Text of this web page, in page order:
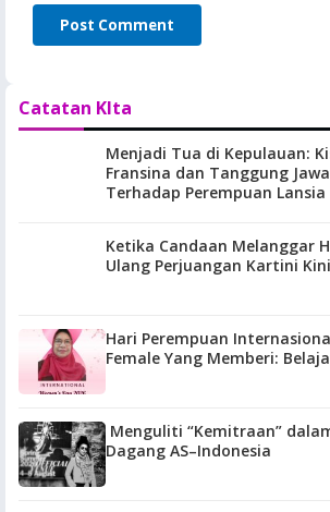
Catatan KIta
Menjadi Tua di Kepulauan:
Fransina dan Tanggung
Terhadap Perempuan
Ketika Candaan Melanggar
Ulang Perjuangan Kartini Kini
Hari Perempuan Internasional
Female Yang Memberi:
Menguliti “Kemitraan”
Dagang AS–Indonesia